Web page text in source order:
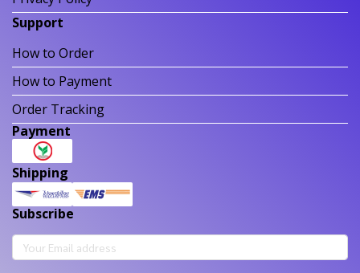
Support
How to Order
How to Payment
Order Tracking
Payment
Shipping
Subscribe